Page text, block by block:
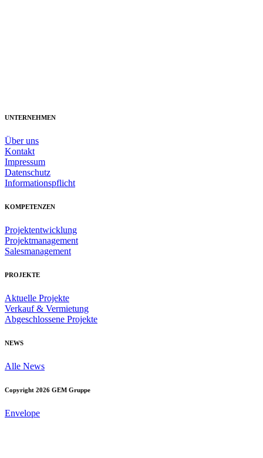
UNTERNEHMEN
Über uns
Kontakt
Impressum
Datenschutz
Informationspflicht
KOMPETENZEN
Projektentwicklung
Projektmanagement
Salesmanagement
PROJEKTE
Aktuelle Projekte
Verkauf & Vermietung
Abgeschlossene Projekte
NEWS
Alle News
Copyright 2026 GEM Gruppe
Envelope